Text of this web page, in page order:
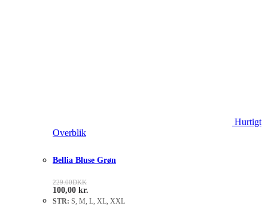
Hurtigt
Overblik
Bellia Bluse Grøn
229.00DKK
100,00 kr.
STR: S, M, L, XL, XXL